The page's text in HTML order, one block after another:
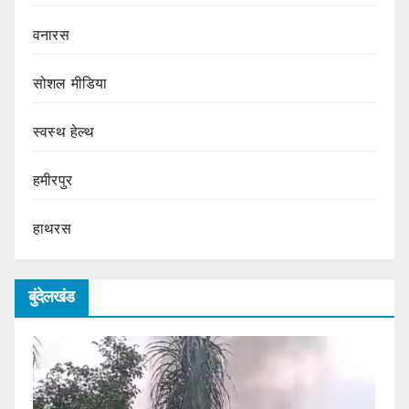
वनारस
सोशल मीडिया
स्वस्थ हेल्थ
हमीरपुर
हाथरस
बुंदेलखंड